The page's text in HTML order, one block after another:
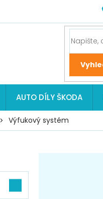
AUTO DÍLY ŠKODA
Výfukový systém